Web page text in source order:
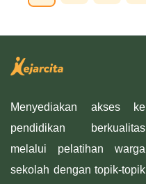
Menyediakan akses ke
pendidikan berkualitas
melalui pelatihan warga
sekolah dengan topik-topik